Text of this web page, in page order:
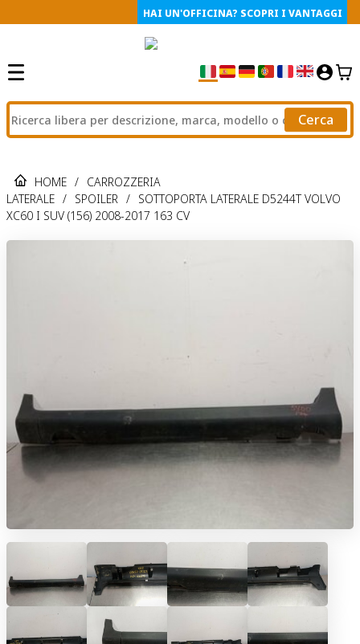
HAI UN'OFFICINA? SCOPRI I VANTAGGI
Cerca
HOME / CARROZZERIA
LATERALE / SPOILER / SOTTOPORTA LATERALE D5244T VOLVO
XC60 I SUV (156) 2008-2017 163 CV